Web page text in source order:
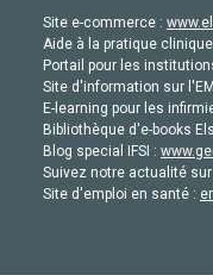
Site e-commerce :
Aide à la pratique
Portail pour les
Site d'information sur
E-learning pour les
Bibliothèque d'e-books
Blog special IFSI :
Suivez notre actualité
Site d'emploi en santé :